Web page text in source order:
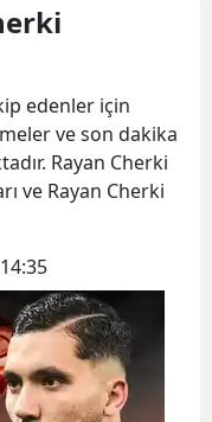
Antalya
Artvin
Bilecik
Bingöl
Bitlis
edenler için
ve son dakika
Rayan Cherki
ve Rayan Cherki